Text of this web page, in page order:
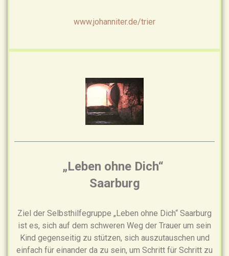
www.johanniter.de/trier
„Leben ohne Dich“
Saarburg
Ziel der Selbsthilfegruppe „Leben ohne Dich“ Saarburg
ist es, sich auf dem schweren Weg der Trauer um sein
Kind gegenseitig zu stützen, sich auszutauschen und
einfach für einander da zu sein, um Schritt für Schritt zu